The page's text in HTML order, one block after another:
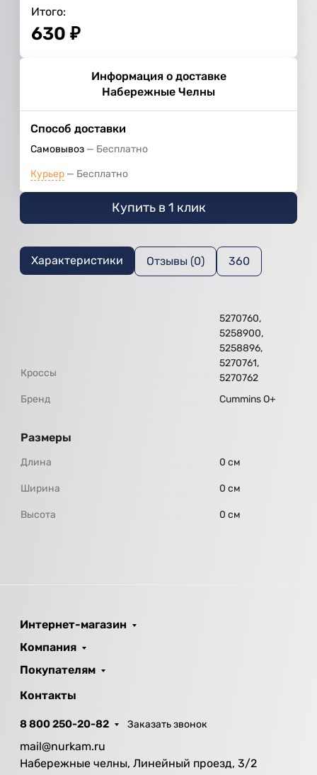
Итого:
630 ₽
Информация о доставке
Набережные Челны
Способ доставки
Самовывоз Бесплатно
Курьер Бесплатно
Купить в 1 клик
Характеристики Отзывы (0) 360
Кроссы
5270760,
5258900,
5258896,
5270761,
5270762
Бренд
Cummins O+
Размеры
Длина 0 см
Ширина 0 см
Высота 0 см
Интернет-магазин
Компания
Покупателям
Контакты
8 800 250-20-82 Заказать звонок
mail@nurkam.ru
Набережные челны, Линейный проезд, 3/2